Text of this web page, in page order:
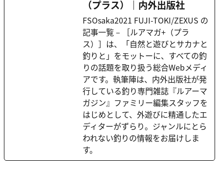
（プラス）｜内外出版社
FSOsaka2021 FUJI-TOKI/ZEXUS の
記事一覧 – ［ルアマガ+（プラ
ス）］は、「自然と遊びとサカナと
釣りと」をモットーに、すべての釣
りの話題を取り扱う総合Webメディ
アです。執筆陣は、内外出版社が発
行している釣り専門雑誌『ルアーマ
ガジン』ファミリー編集スタッフを
はじめとして、外遊びに精通したエ
ディターがずらり。ジャンルにとら
われない釣りの情報をお届けしま
す。